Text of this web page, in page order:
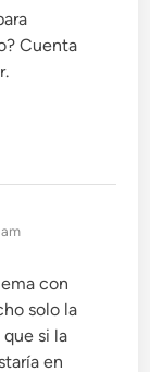
Cuenta
con
solo la
si la
en